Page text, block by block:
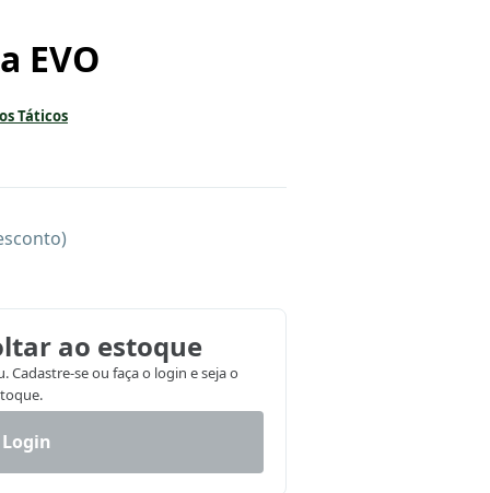
EVO
Táticos
ao estoque
se ou faça o login e seja o